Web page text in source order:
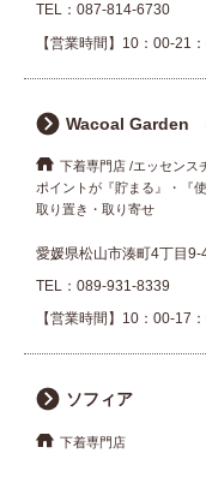
TEL： 087-814-6730
【営業時間】10：00-21
Wacoal Garden
下着専門店 エッセンス
ポイントが『貯まる』・『使
取り置き・取り寄せ
愛媛県松山市湊町4丁目9-
TEL： 089-931-8339
【営業時間】10：00-17
ソフィア
下着専門店